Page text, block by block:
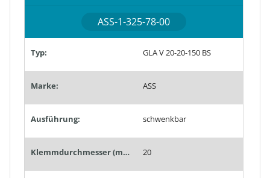
ASS-1-325-78-00
Typ: GLA V 20-20-150 BS
Marke: ASS
Ausführung: schwenkbar
Klemmdurchmesser (mm): 20